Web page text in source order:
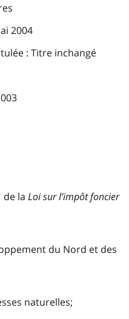
2004
: Titre inchangé
de la Loi sur l’impôt foncier
du Nord et des
naturelles;